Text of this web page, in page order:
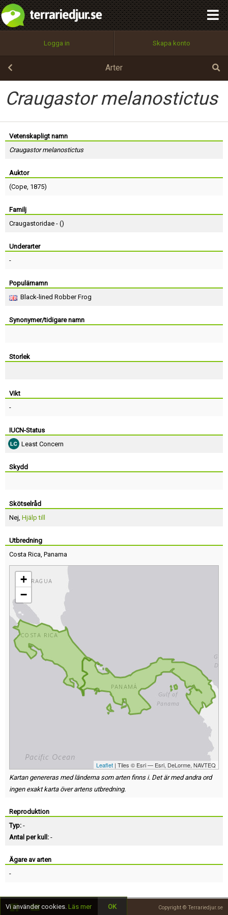
Logga in Skapa konto
Arter
Craugastor melanostictus
Vetenskapligt namn
Craugastor melanostictus
Auktor
(Cope, 1875)
Familj
Craugastoridae - ()
Underarter
-
Populärnamn
Black-lined Robber Frog
Synonymer/tidigare namn
Storlek
Vikt
-
IUCN-Status
Least Concern
Skydd
Skötselråd
Nej, Hjälp till
Utbredning
Costa Rica, Panama
+
−
Leaflet | Tiles © Esri — Esri, DeLorme, NAVTEQ
Kartan genereras med länderna som arten finns i. Det är med andra ord
ingen exakt karta över artens utbredning.
Reproduktion
Typ: -
Antal per kull: -
Ägare av arten
-
Copyright © Terrariedjur.se
Utför
100%
OK
integritetspolicy
Namn:
Epost:
Användarnamn:
Lösenord:
Terms of Service
Begär nytt lösenord
Tillbaka till förstasidan
Vi använder cookies. Läs mer OK